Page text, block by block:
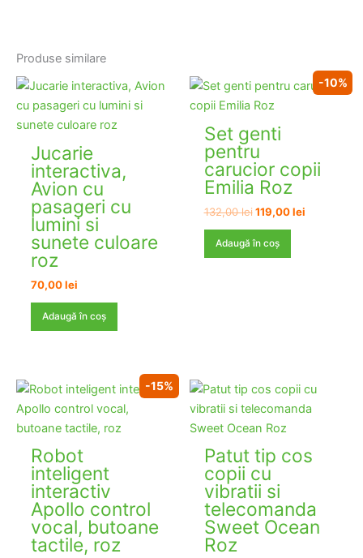
Produse similare
Jucarie
interactiva,
Avion cu
pasageri cu
lumini si
sunete culoare
roz
70,00lei
Adaugă în coș
-10%
Set genti
pentru
carucior copii
Emilia Roz
132,00lei Prețul
a
fost:
119,00leiPrețul
Adaugă în coș
-15%
Robot
inteligent
interactiv
Apollo control
vocal, butoane
tactile, roz
Patut tip cos
copii cu
vibratii si
telecomanda
Sweet Ocean
Roz